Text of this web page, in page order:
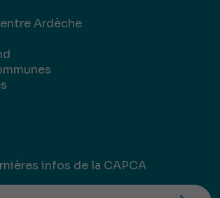
Ardèche
infos de la CAPCA